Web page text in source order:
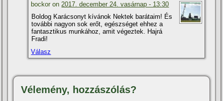
bockor on2017. december 24. vasárnap - 13:30
Boldog Karácsonyt kí­vánok Nektek barátaim! És
további nagyon sok erőt, egészséget ehhez a
fantasztikus munkához, amit végeztek. Hajrá
Fradi!
Válasz
Vélemény, hozzászólás?